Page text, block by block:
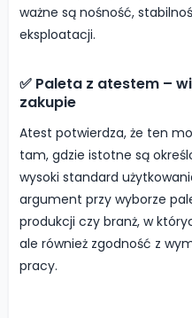
ważne są nośność,
eksploatacji.
✅ Paleta z atestem –
zakupie
Atest potwierdza, że ten
tam, gdzie istotne są
wysoki standard
argument przy wyborze
produkcji czy branż, w
ale również zgodność z
pracy.